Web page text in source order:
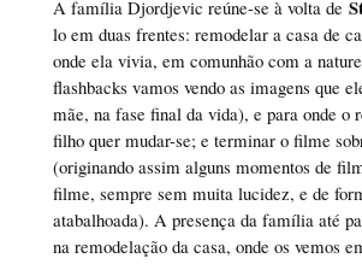
A família Djordjevic reúne-se à volta de
lo em duas frentes: remodelar a casa de
onde ela vivia, em comunhão com a
flashbacks vamos vendo as imagens que
mãe, na fase final da vida), e para onde o
filho quer mudar-se; e terminar o filme
(originando assim alguns momentos de
filme, sempre sem muita lucidez, e de
atabalhoada). A presença da família até
na remodelação da casa, onde os vemos